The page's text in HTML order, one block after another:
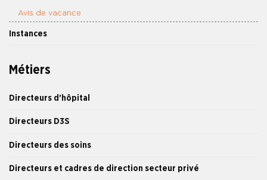
Avis de vacance
Instances
Métiers
Directeurs d’hôpital
Directeurs D3S
Directeurs des soins
Directeurs et cadres de direction secteur privé